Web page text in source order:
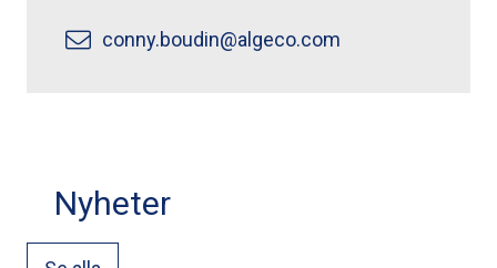
conny.boudin@algeco.com
Nyheter